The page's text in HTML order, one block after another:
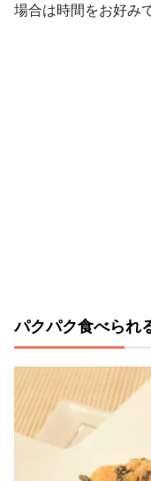
場合は時間をお好み
パクパク食べられ